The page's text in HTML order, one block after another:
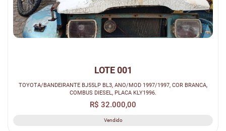
LOTE 001
TOYOTA/BANDEIRANTE BJ55LP BL3, ANO/MOD 1997/1997, COR BRANCA,
COMBUS DIESEL, PLACA KLY1996.
R$ 32.000,00
Vendido